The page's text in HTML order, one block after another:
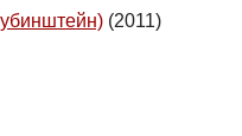
(2011)